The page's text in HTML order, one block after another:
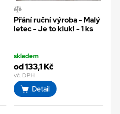
Přání ruční výroba - Malý
letec - Je to kluk! - 1 ks
skladem
od 133,1 Kč
vč. DPH
Detail